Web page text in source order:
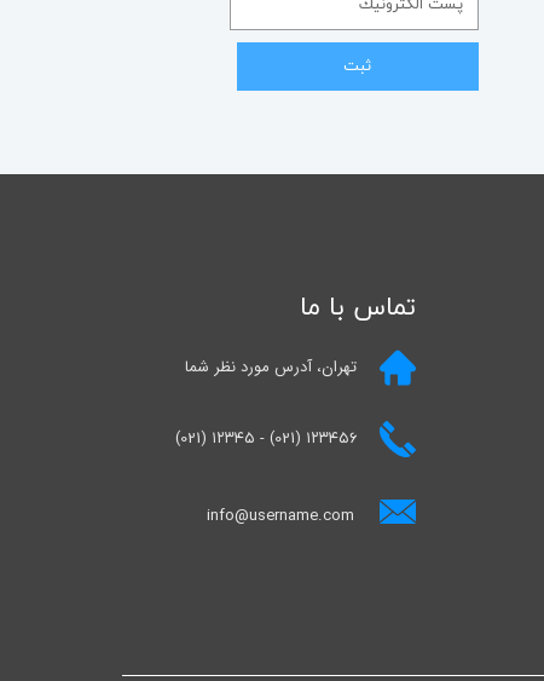
ثبت
تماس با ما
تهران، آدرس مورد نظر شما
(021) ۱۲۳۴۵ - (021) ۱۲۳۴۵۶
info@username.com